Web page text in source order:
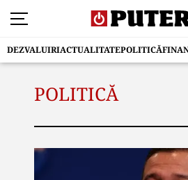
DEZVALUIRIACTUALITATEPOLITICĂ
POLITICĂ